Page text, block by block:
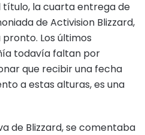
título, la cuarta entrega de
de Activision Blizzard,
Los últimos
todavía faltan por
que recibir una fecha
a estas alturas, es una
de Blizzard, se comentaba